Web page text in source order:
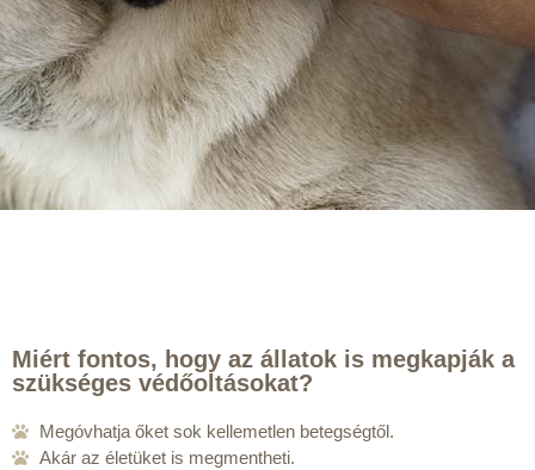
Miért fontos, hogy az állatok is megkapják a
szükséges védőoltásokat?
Megóvhatja őket sok kellemetlen betegségtől.
Akár az életüket is megmentheti.